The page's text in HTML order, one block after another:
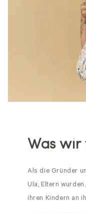
Was wir
Als die Gründer
Ula, Eltern
ihren Kindern an